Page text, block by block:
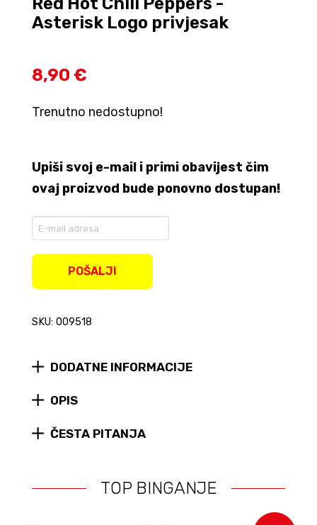
Asterisk Logo privjesak
8,90 €
Trenutno nedostupno!
Upiši svoj e-mail i primi obavijest čim
ovaj proizvod bude ponovno dostupan!
your
waitlist
product
POŠALJI
SKU: 009518
DODATNE INFORMACIJE
OPIS
ČESTA PITANJA
TOP BINGANJE